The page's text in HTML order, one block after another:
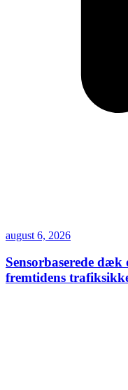
august 6, 2026
Sensorbaserede
fremtidens